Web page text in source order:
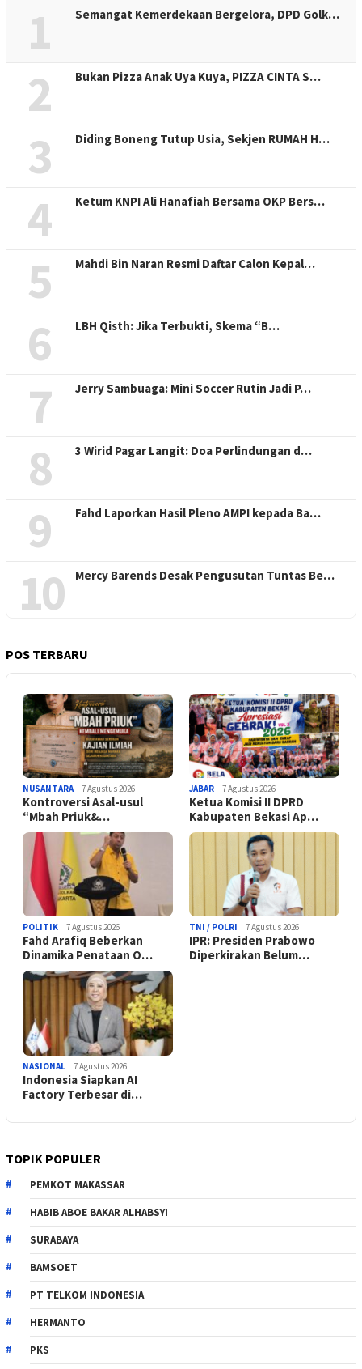
1 Semangat Kemerdekaan Bergelora, DPD Golk…
2 Bukan Pizza Anak Uya Kuya, PIZZA CINTA S…
3 Diding Boneng Tutup Usia, Sekjen RUMAH H…
4 Ketum KNPI Ali Hanafiah Bersama OKP Bers…
5 Mahdi Bin Naran Resmi Daftar Calon Kepal…
6 LBH Qisth: Jika Terbukti, Skema “B…
7 Jerry Sambuaga: Mini Soccer Rutin Jadi P…
8 3 Wirid Pagar Langit: Doa Perlindungan d…
9 Fahd Laporkan Hasil Pleno AMPI kepada Ba…
10 Mercy Barends Desak Pengusutan Tuntas Be…
POS TERBARU
NUSANTARA 7 Agustus 2026
Kontroversi Asal-usul
“Mbah Priuk&…
JABAR 7 Agustus 2026
Ketua Komisi II DPRD
Kabupaten Bekasi Ap…
POLITIK 7 Agustus 2026
Fahd Arafiq Beberkan
Dinamika Penataan O…
TNI / POLRI 7 Agustus 2026
IPR: Presiden Prabowo
Diperkirakan Belum…
NASIONAL 7 Agustus 2026
Indonesia Siapkan AI
Factory Terbesar di…
TOPIK POPULER
PEMKOT MAKASSAR
HABIB ABOE BAKAR ALHABSYI
SURABAYA
BAMSOET
PT TELKOM INDONESIA
HERMANTO
PKS